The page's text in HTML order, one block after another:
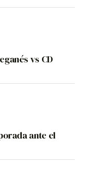
vs CD
ante el